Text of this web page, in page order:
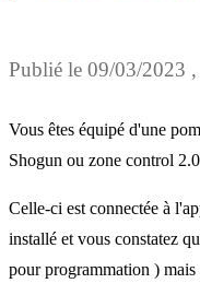
Publié le 09/03/2023
Vous êtes équipé d'une
Shogun ou zone control
Celle-ci est connectée à
installé et vous constatez
pour programmation )